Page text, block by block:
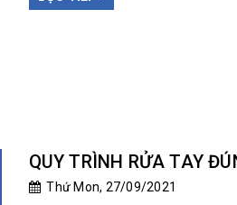
QUY TRÌNH RỬA TAY
Thứ Mon, 27/09/2021